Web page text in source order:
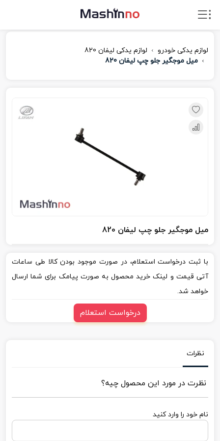
لوازم یدکی خودرو
لوازم یدکی لیفان 820
میل موجگیر جلو چپ لیفان 820
میل موجگیر جلو چپ لیفان 820
با ثبت درخواست استعلام، در صورت موجود بودن کالا طی ساعات
آتی قیمت و لینک خرید محصول به صورت پیامک برای شما ارسال
خواهد شد.
درخواست استعلام
نظرات
نظرت در مورد این محصول چیه؟
نام خود را وارد کنید